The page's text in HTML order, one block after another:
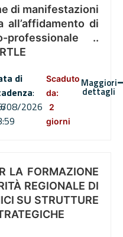
di manifestazioni
di
..
di
:
08/2026
Scaduto
da:
2
giorni
Maggiori
dettagli
LA FORMAZIONE
REGIONALE DI
SU STRUTTURE